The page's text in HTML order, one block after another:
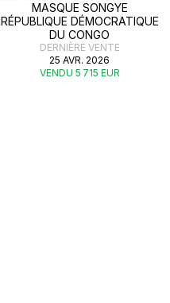
MASQUE SONGYE
RÉPUBLIQUE DÉMOCRATIQUE
DU CONGO
DERNIÈRE VENTE
25 AVR. 2026
VENDU 5 715 EUR